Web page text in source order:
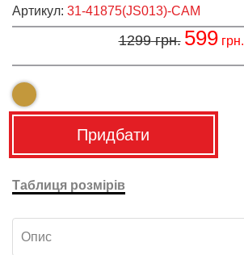
Артикул: 31-41875(JS013)-CAM
1299грн. 599грн.
Придбати
Таблиця розмірів
Опис